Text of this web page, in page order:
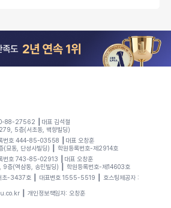
88-27562 ┃대표 김석철
5층(서초동, 백향빌딩)
번호 444-85-03558 ┃대표 오창훈
(묘동, 단성사빌딩) ┃ 학원등록번호-제2914호
번호 743-85-02913 ┃대표 오창훈
9층(역삼동, 송민빌딩) ┃ 학원등록번호-제14603호
초-3437호 ┃ 대표변호 1555-5519 ┃ 호스팅제공자 :
┃ 개인정보책임자: 오창훈